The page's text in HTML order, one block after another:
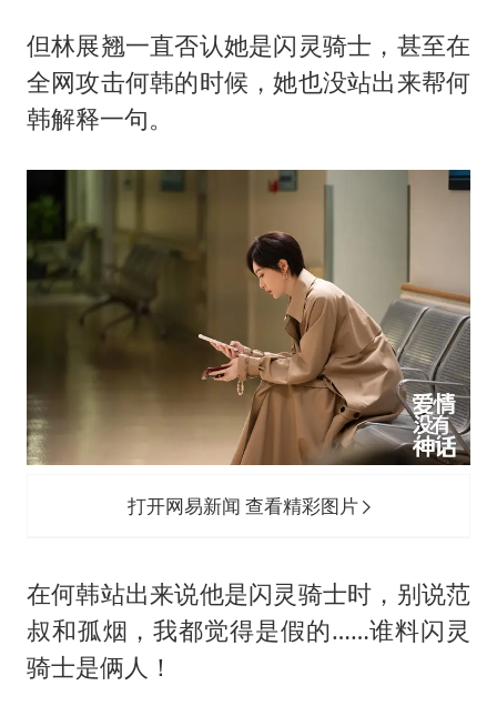
但林展翘一直否认她是闪灵骑士，甚至在
全网攻击何韩的时候，她也没站出来帮何
韩解释一句。
打开网易新闻 查看精彩图片
在何韩站出来说他是闪灵骑士时，别说范
叔和孤烟，我都觉得是假的……谁料闪灵
骑士是俩人！